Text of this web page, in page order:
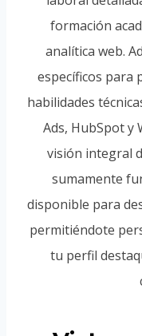
formación
analítica web.
específicos para
habilidades
Ads, HubSpot y
visión integral
sumamente
disponible para
permitiéndote
tu perfil